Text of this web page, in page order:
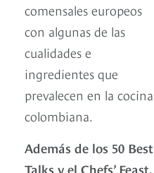
comensales europeos
con algunas de las
cualidades e
ingredientes que
prevalecen en la cocina
colombiana.
Además de los 50 Best
Talks y el Chefs’ Feast,